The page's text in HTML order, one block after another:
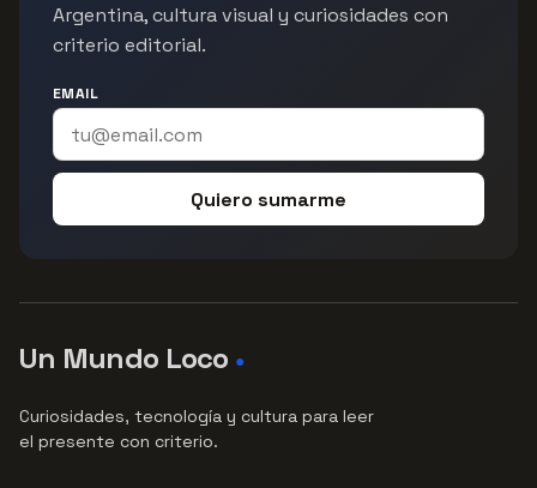
Argentina, cultura visual y curiosidades con
criterio editorial.
EMAIL
Quiero sumarme
Un Mundo Loco ●
Curiosidades, tecnología y cultura para leer
el presente con criterio.